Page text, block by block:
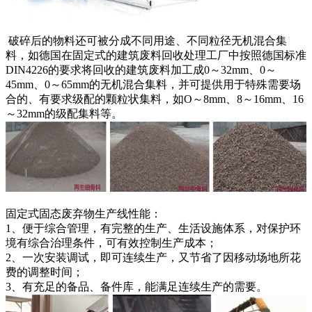
破碎后的物料还可被分成不同用途、不同粒径无机混合集
料，如德国在固定式的建筑废料回收处理工厂中按照德国标准
DIN4226的要求将回收的建筑废料加工成0～32mm、0～
45mm、0～65mm的无机混合集料，并可提供用于特殊需要场
合的、有要求级配的颗粒状集料，如O～8mm、8～16mm、16
～32mm的级配集料等。
固定式固态废弃物生产线性能：
1、便于综合管理，有完整的生产、生活设施体系，对保护环
境有综合治理条件，可有效控制生产成本；
2、一次安装调试，即可连续生产，又节省了因移动场地所花
费的调整时间；
3、有充足的备品、备件库，能满足连续生产的需要。